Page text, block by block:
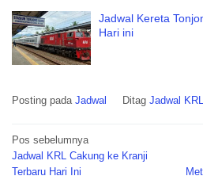
Jadwal Kereta
Hari ini
Posting pada Jadwal Ditag Jadwal
Navigasi
pos
Pos sebelumnya
Jadwal KRL Cakung ke Kranji
Terbaru Hari Ini